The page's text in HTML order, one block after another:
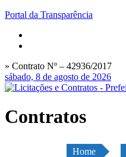
Portal da Transparência
» Contrato Nº – 42936/2017
sábado, 8 de agosto de 2026
Contratos
Home